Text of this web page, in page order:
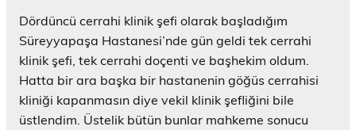
Dördüncü cerrahi klinik şefi olarak başladığım
Süreyyapaşa Hastanesi’nde gün geldi tek cerrahi
klinik şefi, tek cerrahi doçenti ve başhekim oldum.
Hatta bir ara başka bir hastanenin göğüs cerrahisi
kliniği kapanmasın diye vekil klinik şefliğini bile
üstlendim. Üstelik bütün bunlar mahkeme sonucu